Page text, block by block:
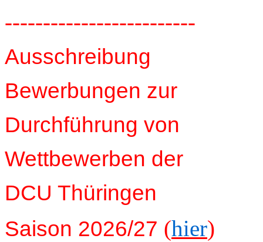
-------------------------
Ausschreibung
Bewerbungen zur
Durchführung von
Wettbewerben der
DCU Thüringen
Saison 2026/27 (hier)